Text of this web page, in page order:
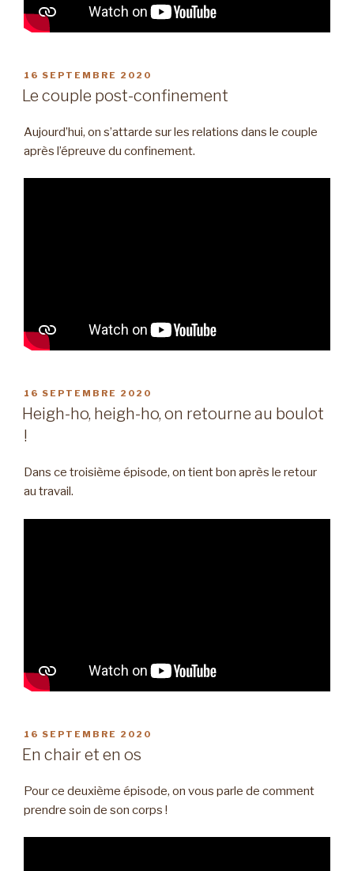
PUBLIÉ
LE
16 SEPTEMBRE 2020
Le couple post-confinement
Aujourd’hui, on s’attarde sur les relations dans le couple
après l’épreuve du confinement.
PUBLIÉ
LE
16 SEPTEMBRE 2020
Heigh-ho, heigh-ho, on retourne au boulot
!
Dans ce troisième épisode, on tient bon après le retour
au travail.
PUBLIÉ
LE
16 SEPTEMBRE 2020
En chair et en os
Pour ce deuxième épisode, on vous parle de comment
prendre soin de son corps !